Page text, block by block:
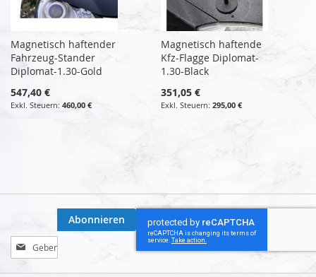
Magnetisch haftender
Fahrzeug-Stander
Diplomat-1.30-Gold
547,40 €
460,00 €
Magnetisch haftende
Kfz-Flagge Diplomat-
1.30-Black
351,05 €
295,00 €
Melden
Sie
sich
Abonnieren